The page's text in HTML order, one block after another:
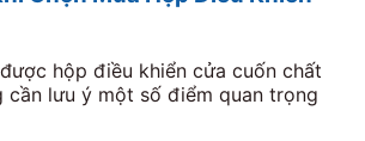
hộp điều khiển cửa cuốn chất
cần lưu ý một số điểm quan trọng